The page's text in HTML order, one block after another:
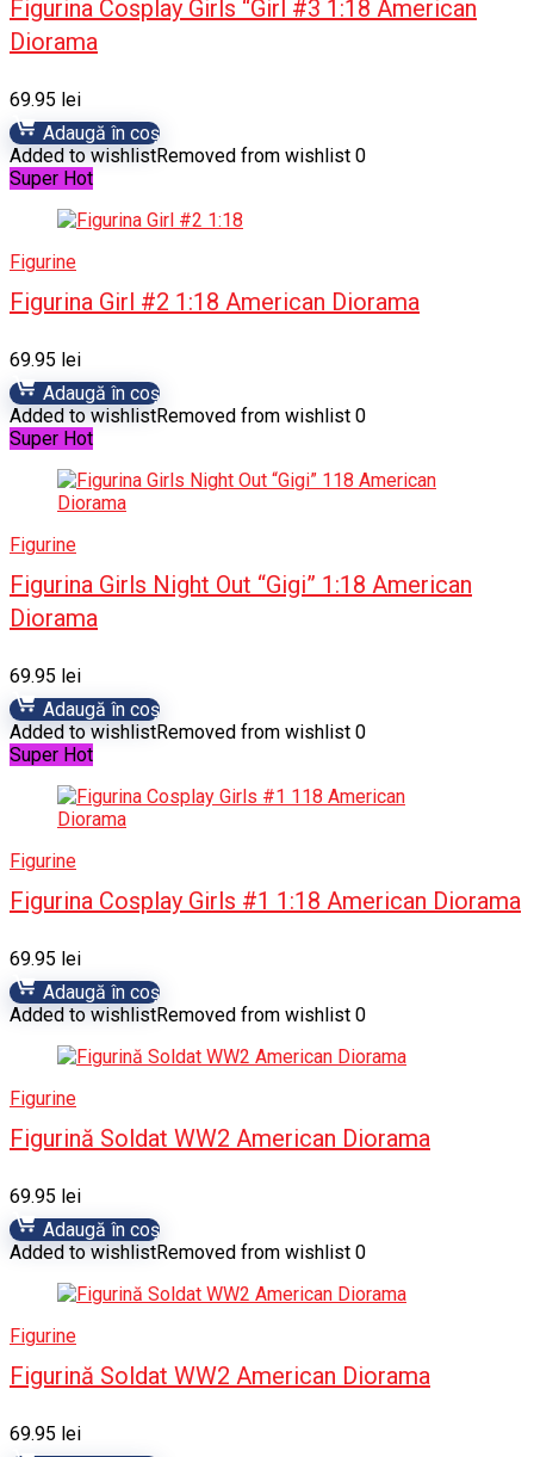
Figurina Cosplay Girls “Girl #3 1:18 American
Diorama
69.95 lei
Adaugă în coș
Added to wishlistRemoved from wishlist 0
Super Hot
Figurine
Figurina Girl #2 1:18 American Diorama
69.95 lei
Adaugă în coș
Added to wishlistRemoved from wishlist 0
Super Hot
Figurine
Figurina Girls Night Out “Gigi” 1:18 American
Diorama
69.95 lei
Adaugă în coș
Added to wishlistRemoved from wishlist 0
Super Hot
Figurine
Figurina Cosplay Girls #1 1:18 American Diorama
69.95 lei
Adaugă în coș
Added to wishlistRemoved from wishlist 0
Figurine
Figurină Soldat WW2 American Diorama
69.95 lei
Adaugă în coș
Added to wishlistRemoved from wishlist 0
Figurine
Figurină Soldat WW2 American Diorama
69.95 lei